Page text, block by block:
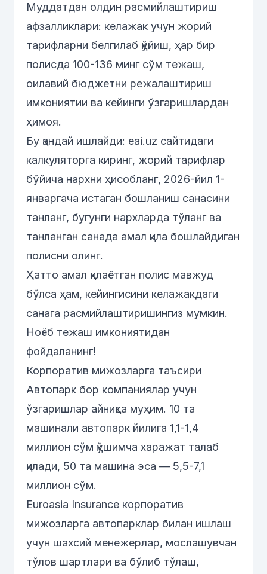
Муддатдан олдин расмийлаштириш
афзалликлари: келажак учун жорий
тарифларни белгилаб қўйиш, ҳар бир
полисда 100-136 минг сўм тежаш,
оилавий бюджетни режалаштириш
имкониятии ва кейинги ўзгаришлардан
ҳимоя.
Бу қандай ишлайди: eai.uz сайтидаги
калкуляторга киринг, жорий тарифлар
бўйича нархни ҳисобланг, 2026-йил 1-
январгача истаган бошланиш санасини
танланг, бугунги нархларда тўланг ва
танланган санада амал қила бошлайдиган
полисни олинг.
Ҳатто амал қилаётган полис мавжуд
бўлса ҳам, кейингисини келажакдаги
санага расмийлаштиришингиз мумкин.
Ноёб тежаш имкониятидан
фойдаланинг!
Корпоратив мижозларга таъсири
Автопарк бор компаниялар учун
ўзгаришлар айниқса муҳим. 10 та
машинали автопарк йилига 1,1-1,4
миллион сўм қўшимча харажат талаб
қилади, 50 та машина эса — 5,5-7,1
миллион сўм.
Euroasia Insurance корпоратив
мижозларга автопарклар билан ишлаш
учун шахсий менежерлар, мослашувчан
тўлов шартлари ва бўлиб тўлаш,